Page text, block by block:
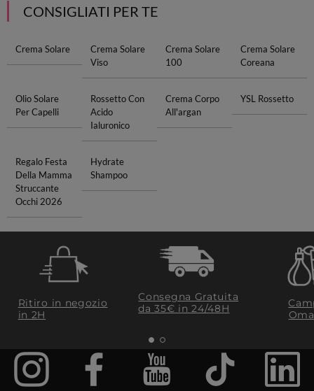
CONSIGLIATI PER TE
Crema Solare
Crema Solare
Viso
Crema Solare
100
Crema Solare
Coreana
Olio Solare
Per Capelli
Rossetto Con
Acido
Ialuronico
Crema Corpo
All'argan
YSL Rossetto
Regalo Festa
Della Mamma
Struccante
Occhi 2026
Hydrate
Shampoo
Ritiro in negozio
in 2H
Consegna Gratuita
da 35€​ in 24/48H